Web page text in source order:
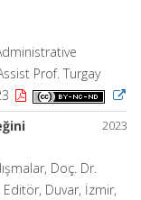
Prof. Turgay
2023
Doç. Dr.
Editör, Duvar, İzmir,